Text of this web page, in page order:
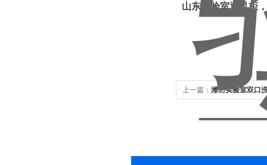
山东实验室通风柜
上一篇： 潍坊实验室双口